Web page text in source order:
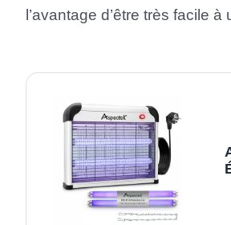
l’avantage d’être très facile à